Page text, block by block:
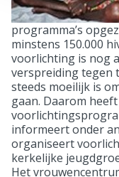
programma’s
minstens 150.000
voorlichting is nog
verspreiding tegen
steeds moeilijk is
gaan. Daarom
informeert onder
organiseert
kerkelijke
Het